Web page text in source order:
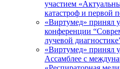
участием
катастроф и первой
«Виртумед» принял
конференции
лучевой
«Виртумед» принял
Ассамблее с